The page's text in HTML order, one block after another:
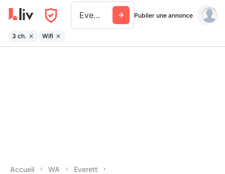
Everett Wa Publier une annonce
3 ch. Wifi
Accueil WA
Everett